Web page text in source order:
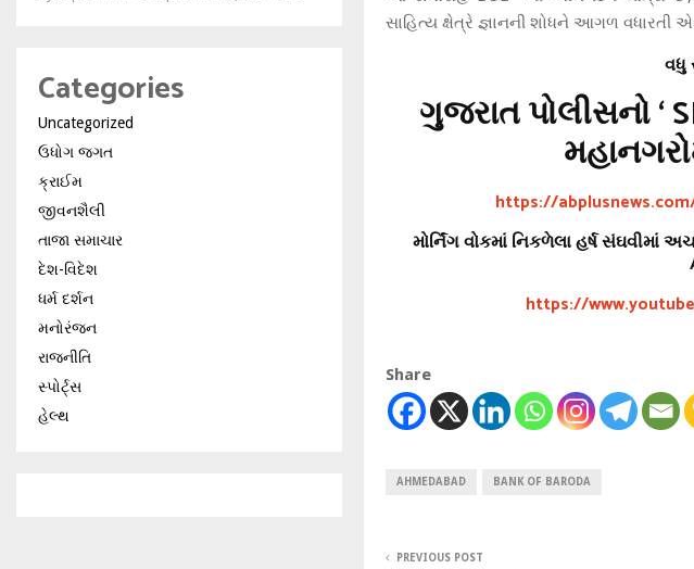
સાહિત્ય ક્ષેત્રે જ્ઞાનની શોધને આગળ વધારતી
વધુ
ગુજરાત પોલીસનો ‘
https://
મોર્નિંગ વોકમાં નિકળેલા હર્ષ
https://
Share
AHMEDABAD BANK OF BARODA
PREVIOUS POST
Categories
Uncategorized
ઉધોગ જગત
ક્રાઈમ
જીવનશૈલી
તાજા સમાચાર
દેશ-વિદેશ
ધર્મ દર્શન
મનોરંજન
રાજનીતિ
સ્પોર્ટ્સ
હેલ્થ